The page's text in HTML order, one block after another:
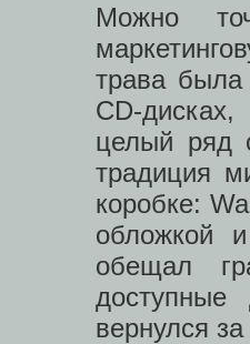
Можно
трава
CD-
целый ряд
традиция
коробке:
обложкой
обещал
вернулся